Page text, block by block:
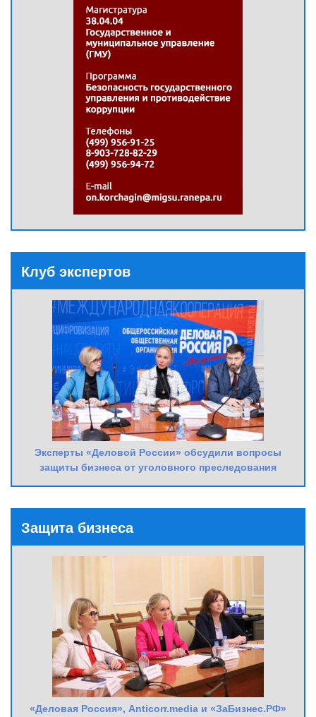
Клуб экспертов
Эксперты «Деловой России» обсудили вопросы
защиты бизнеса от уголовного преследования
Защита бизнеса
«Деловая Россия», Anticorr.media и «ЗаБизнес.РФ»